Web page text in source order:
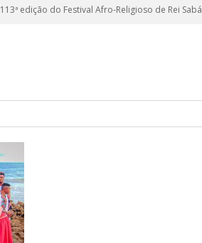
113ª edição do Festival Afro-Religioso de Rei Sabá